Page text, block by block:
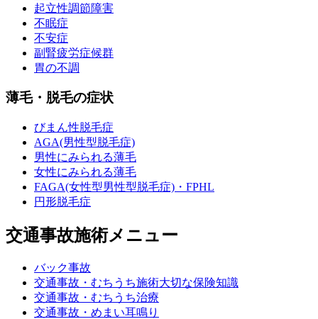
起立性調節障害
不眠症
不安症
副腎疲労症候群
胃の不調
薄毛・脱毛の症状
びまん性脱毛症
AGA(男性型脱毛症)
男性にみられる薄毛
女性にみられる薄毛
FAGA(女性型男性型脱毛症)・FPHL
円形脱毛症
交通事故施術メニュー
バック事故
交通事故・むちうち施術大切な保険知識
交通事故・むちうち治療
交通事故・めまい耳鳴り